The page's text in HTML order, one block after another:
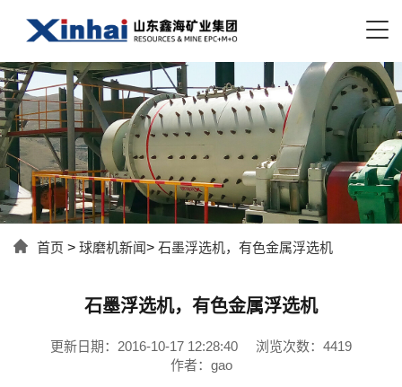
首页 > 球磨机新闻> 石墨浮选机，有色金属浮选机
石墨浮选机，有色金属浮选机
更新日期：2016-10-17 12:28:40
浏览次数：4419
作者：gao